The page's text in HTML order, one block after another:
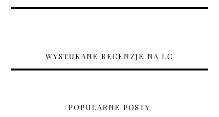
WYSTUKANE RECENZJE NA LC
POPULARNE POSTY